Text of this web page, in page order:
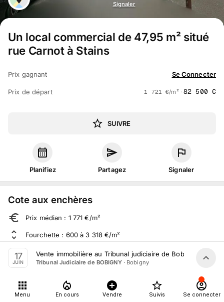
Signaler
Un local commercial de 47,95 m² situé
rue Carnot à Stains
Prix gagnant Se Connecter
Prix de départ 1 721 €/m² ·82 500 €
SUIVRE
Planifiez Partagez Signaler
Cote aux enchères
Prix médian : 1 771 €/m²
Fourchette : 600 à 3 318 €/m²
Sur 1 283 ventes aux enchères dans le département
À propos
17
JUIN
Vente immobilière au Tribunal judiciaire de Bobigny le 17
Tribunal Judiciaire de BOBIGNY· Bobigny
Menu En cours Vendre Suivis Se connecter